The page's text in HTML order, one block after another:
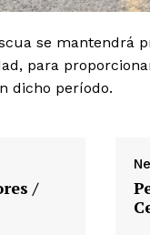
se mantendrá
para
dicho período.
/